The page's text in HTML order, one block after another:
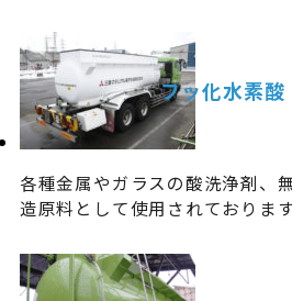
フッ化水素酸
各種金属やガラスの酸洗浄剤、
造原料として使用されております